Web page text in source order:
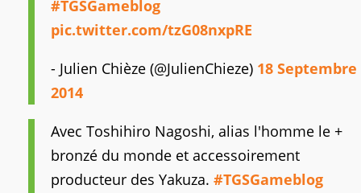
#TGSGameblog
pic.twitter.com/tzG08nxpRE
- Julien Chièze (@JulienChieze) 18 Septembre
2014
Avec Toshihiro Nagoshi, alias l'homme le +
bronzé du monde et accessoirement
producteur des Yakuza. #TGSGameblog